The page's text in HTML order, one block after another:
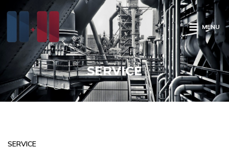
MAIN
MENU
MENU
SERVICE
SERVICE